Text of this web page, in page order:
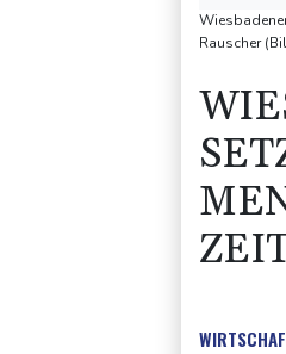
Rauscher